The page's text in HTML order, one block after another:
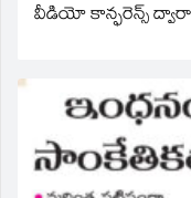
వీడియో కాన్ఫరెన్స్